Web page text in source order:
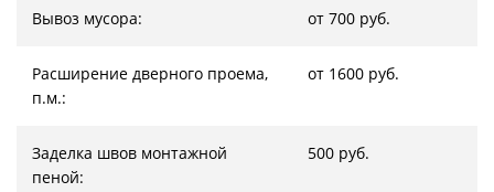
Вывоз мусора: от 700 руб.
Расширение дверного проема,
п.м.:
от 1600 руб.
Заделка швов монтажной
пеной:
500 руб.